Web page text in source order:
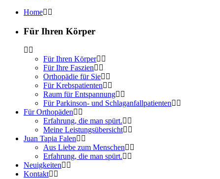
Home
Für Ihren Körper
Für Ihren Körper
Für Ihre Faszien
Orthopädie für Sie
Für Krebspatienten
Raum für Entspannung
Für Parkinson- und Schlaganfallpatienten
Für Orthopäden
Erfahrung, die man spürt.
Meine Leistungsübersicht
Juan Tapia Falen
Aus Liebe zum Menschen
Erfahrung, die man spürt.
Neuigkeiten
Kontakt